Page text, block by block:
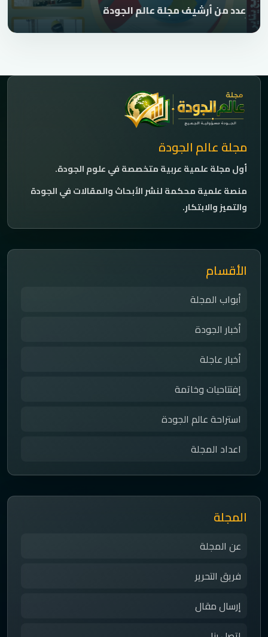
عدد من أرشيف مجلة عالم الجودة
مجلة عالم الجودة
أول مجلة علمية عربية متخصصة في علوم الجودة.
منصة علمية محكمة لنشر الأبحاث والمقالات في الجودة
والتميز والابتكار.
الأقسام
أبواب المجلة
أخبار الجودة
أخبار عاجلة
إفتتاحيات وخاتمة
استراحة عالم الجودة
اعداد المجلة
المجلة
عن المجلة
فريق التحرير
إرسال مقال